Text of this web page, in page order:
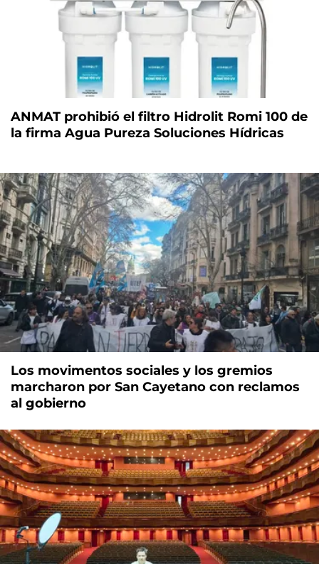
ANMAT prohibió el filtro Hidrolit Romi 100 de
la firma Agua Pureza Soluciones Hídricas
Los movimentos sociales y los gremios
marcharon por San Cayetano con reclamos
al gobierno